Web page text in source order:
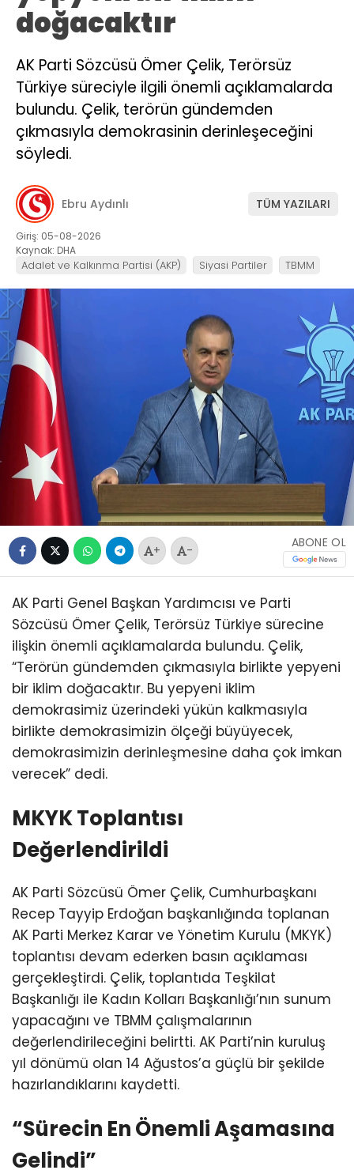
doğacaktır
AK Parti Sözcüsü Ömer Çelik, Terörsüz
Türkiye süreciyle ilgili önemli açıklamalarda
bulundu. Çelik, terörün gündemden
çıkmasıyla demokrasinin derinleşeceğini
söyledi.
Ebru Aydınlı TÜM YAZILARI
Giriş: 05-08-2026
Kaynak: DHA
Adalet ve Kalkınma Partisi (AKP) Siyasi Partiler TBMM
+ -
ABONE OL
AK Parti Genel Başkan Yardımcısı ve Parti
Sözcüsü Ömer Çelik, Terörsüz Türkiye sürecine
ilişkin önemli açıklamalarda bulundu. Çelik,
“Terörün gündemden çıkmasıyla birlikte yepyeni
bir iklim doğacaktır. Bu yepyeni iklim
demokrasimiz üzerindeki yükün kalkmasıyla
birlikte demokrasimizin ölçeği büyüyecek,
demokrasimizin derinleşmesine daha çok imkan
verecek” dedi.
MKYK Toplantısı
Değerlendirildi
AK Parti Sözcüsü Ömer Çelik, Cumhurbaşkanı
Recep Tayyip Erdoğan başkanlığında toplanan
AK Parti Merkez Karar ve Yönetim Kurulu (MKYK)
toplantısı devam ederken basın açıklaması
gerçekleştirdi. Çelik, toplantıda Teşkilat
Başkanlığı ile Kadın Kolları Başkanlığı’nın sunum
yapacağını ve TBMM çalışmalarının
değerlendirileceğini belirtti. AK Parti’nin kuruluş
yıl dönümü olan 14 Ağustos’a güçlü bir şekilde
hazırlandıklarını kaydetti.
“Sürecin En Önemli Aşamasına
Gelindi”